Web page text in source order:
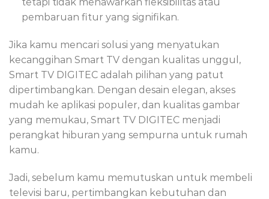
pembaruan fitur yang signifikan.
Jika kamu mencari solusi yang menyatukan
kecanggihan Smart TV dengan kualitas unggul,
Smart TV DIGITEC adalah pilihan yang patut
dipertimbangkan. Dengan desain elegan, akses
mudah ke aplikasi populer, dan kualitas gambar
yang memukau, Smart TV DIGITEC menjadi
perangkat hiburan yang sempurna untuk rumah
kamu.
Jadi, sebelum kamu memutuskan untuk membeli
televisi baru, pertimbangkan kebutuhan dan